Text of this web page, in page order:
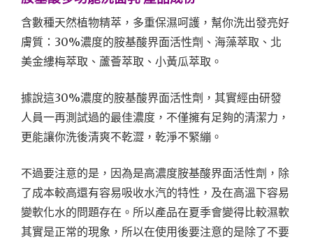
含數種天然植物精萃，多重保濕呵護，幫你洗出發亮好
膚質：30%濃度的胺基酸界面活性劑、海藻萃取、北
美金縷梅萃取、蘆薈萃取、小黃瓜萃取。
據說這30%濃度的胺基酸界面活性劑，其實經由研發
人員一再測試過的最佳濃度，不僅擁有足夠的清潔力，
更能讓你洗後清爽不乾澀，乾淨不緊繃。
不過要注意的是，因為是高濃度胺基酸界面活性劑，除
了成本較高還有容易吸收水汽的特性，及在高溫下容易
變軟化水的問題存在。所以產品在夏季會變得比較濕軟
其實是正常的現象，所以在使用後要注意的是除了不要